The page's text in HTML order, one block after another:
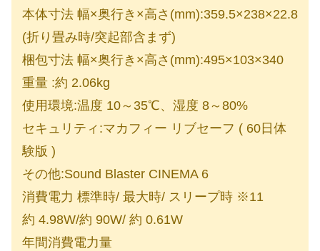
本体寸法 幅×奥行き×高さ(mm):359.5×238×22.8
(折り畳み時/突起部含まず)
梱包寸法 幅×奥行き×高さ(mm):495×103×340
重量 :約 2.06kg
使用環境:温度 10～35℃、湿度 8～80%
セキュリティ:マカフィー リブセーフ ( 60日体
験版 )
その他:Sound Blaster CINEMA 6
消費電力 標準時/ 最大時/ スリープ時 ※11
約 4.98W/約 90W/ 約 0.61W
年間消費電力量